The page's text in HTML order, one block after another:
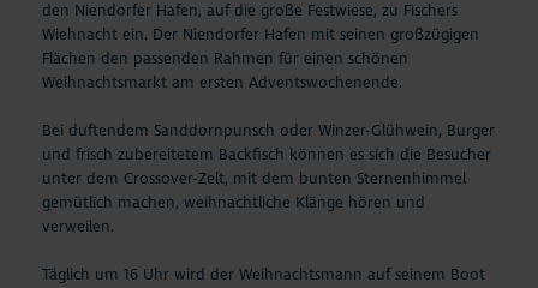
den Niendorfer Hafen, auf die große Festwiese, zu Fischers
Wiehnacht ein. Der Niendorfer Hafen mit seinen großzügigen
Flächen den passenden Rahmen für einen schönen
Weihnachtsmarkt am ersten Adventswochenende.
Bei duftendem Sanddornpunsch oder Winzer-Glühwein, Burger
und frisch zubereitetem Backfisch können es sich die Besucher
unter dem Crossover-Zelt, mit dem bunten Sternenhimmel
gemütlich machen, weihnachtliche Klänge hören und
verweilen.
Täglich um 16 Uhr wird der Weihnachtsmann auf seinem Boot